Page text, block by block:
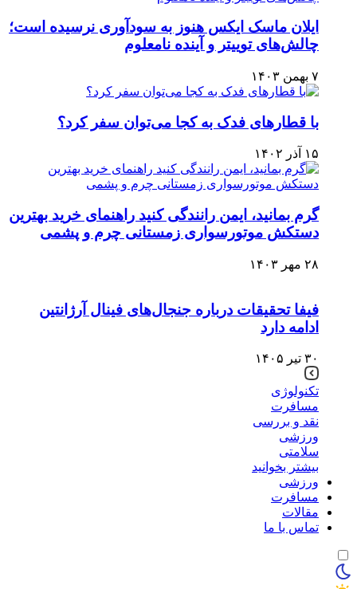
ایلان ماسک ایکس هنوز به سودآوری نرسیده است؛
چالش‌های توییتر و آینده نامعلوم
۷ بهمن ۱۴۰۳
با قطارهای فدک به کجا می‌توان سفر کرد؟
۱۵ آذر ۱۴۰۲
گرم بمانید، ایمن رانندگی کنید راهنمای خرید بهترین
دستکش موتورسواری زمستانی چرم و پشمی
۲۸ مهر ۱۴۰۳
فیفا تحقیقات درباره جنجال‌های فینال آرژانتین
ادامه دارد
۳۰ تیر ۱۴۰۵
تکنولوژی
مسافرت
نقد و بررسی
ورزشی
سلامتی
بیشتر بخوانید
ورزشی
مسافرت
مقالات
تماس با ما